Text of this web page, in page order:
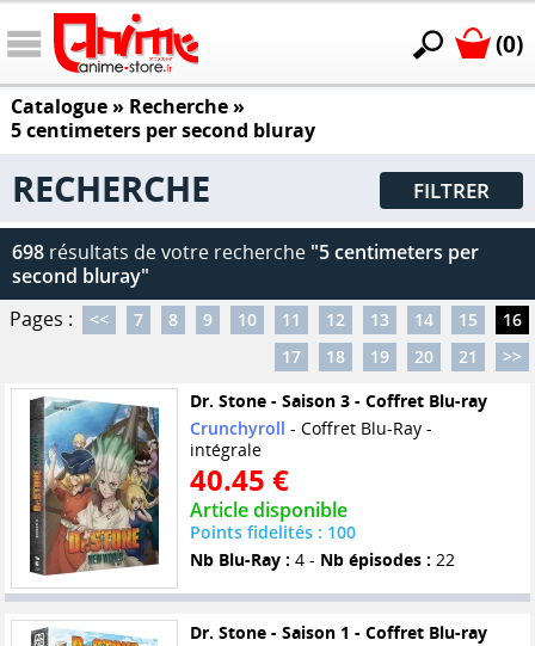
(0)
Catalogue» Recherche »
5 centimeters per second bluray
RECHERCHE FILTRER
698 résultats de votre recherche "5 centimeters per
second bluray"
Pages :
<< 7 8 9 10 11 12 13 14 15
16
17
18 19 20 21
>>
Dr. Stone - Saison 3 - Coffret Blu-ray
Crunchyroll - Coffret Blu-Ray -
intégrale
40.45 €
Article disponible
Points fidelités : 100
Nb Blu-Ray : 4 - Nb épisodes : 22
Dr. Stone - Saison 1 - Coffret Blu-ray